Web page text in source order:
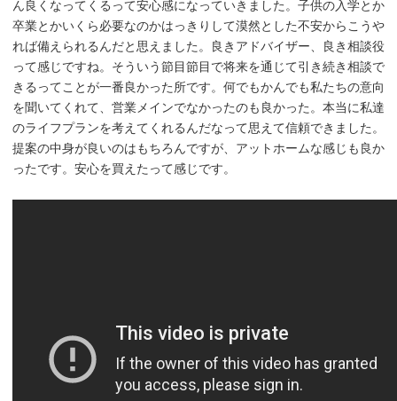
ん良くなってくるって安心感になっていきました。子供の入学とか
卒業とかいくら必要なのかはっきりして漠然とした不安からこうや
れば備えられるんだと思えました。良きアドバイザー、良き相談役
って感じですね。そういう節目節目で将来を通じて引き続き相談で
きるってことが一番良かった所です。何でもかんでも私たちの意向
を聞いてくれて、営業メインでなかったのも良かった。本当に私達
のライフプランを考えてくれるんだなって思えて信頼できました。
提案の中身が良いのはもちろんですが、アットホームな感じも良か
ったです。安心を買えたって感じです。